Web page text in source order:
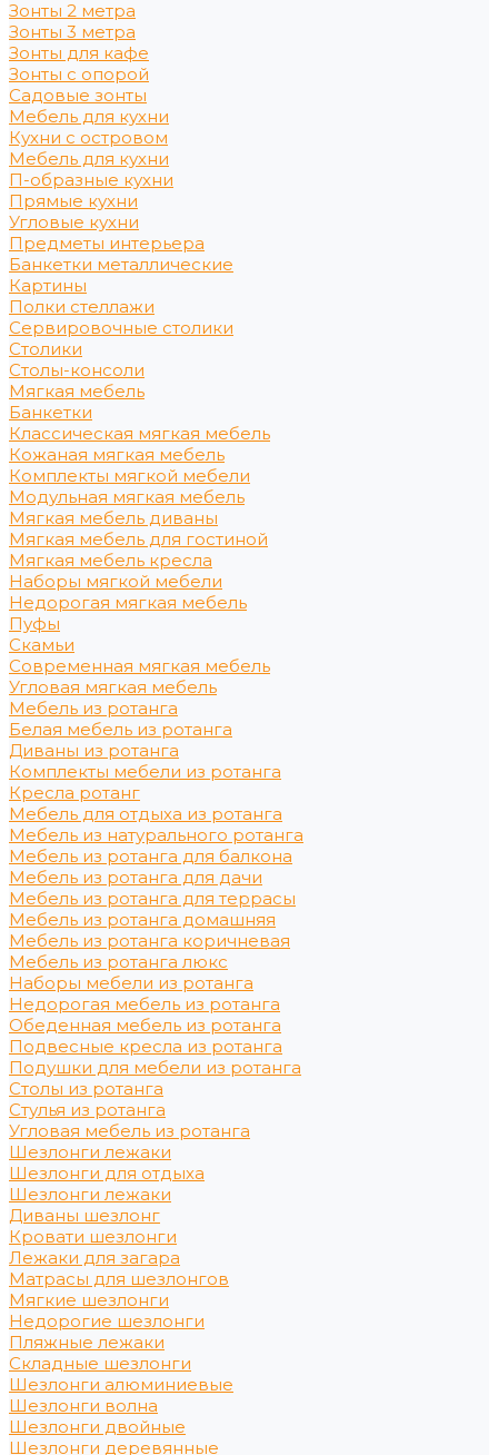
Зонты 2 метра
Зонты 3 метра
Зонты для кафе
Зонты с опорой
Садовые зонты
Мебель для кухни
Кухни с островом
Мебель для кухни
П-образные кухни
Прямые кухни
Угловые кухни
Предметы интерьера
Банкетки металлические
Картины
Полки стеллажи
Сервировочные столики
Столики
Столы-консоли
Мягкая мебель
Банкетки
Классическая мягкая мебель
Кожаная мягкая мебель
Комплекты мягкой мебели
Модульная мягкая мебель
Мягкая мебель диваны
Мягкая мебель для гостиной
Мягкая мебель кресла
Наборы мягкой мебели
Недорогая мягкая мебель
Пуфы
Скамьи
Современная мягкая мебель
Угловая мягкая мебель
Мебель из ротанга
Белая мебель из ротанга
Диваны из ротанга
Комплекты мебели из ротанга
Кресла ротанг
Мебель для отдыха из ротанга
Мебель из натурального ротанга
Мебель из ротанга для балкона
Мебель из ротанга для дачи
Мебель из ротанга для террасы
Мебель из ротанга домашняя
Мебель из ротанга коричневая
Мебель из ротанга люкс
Наборы мебели из ротанга
Недорогая мебель из ротанга
Обеденная мебель из ротанга
Подвесные кресла из ротанга
Подушки для мебели из ротанга
Столы из ротанга
Стулья из ротанга
Угловая мебель из ротанга
Шезлонги лежаки
Шезлонги для отдыха
Шезлонги лежаки
Диваны шезлонг
Кровати шезлонги
Лежаки для загара
Матрасы для шезлонгов
Мягкие шезлонги
Недорогие шезлонги
Пляжные лежаки
Складные шезлонги
Шезлонги алюминиевые
Шезлонги волна
Шезлонги двойные
Шезлонги деревянные